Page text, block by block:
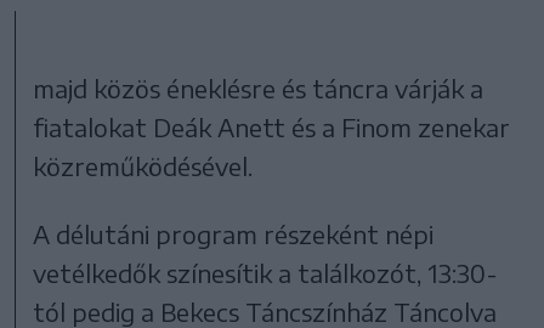
majd közös éneklésre és táncra várják a
fiatalokat Deák Anett és a Finom zenekar
közreműködésével.
A délutáni program részeként népi
vetélkedők színesítik a találkozót, 13:30-
tól pedig a Bekecs Táncszínház Táncolva